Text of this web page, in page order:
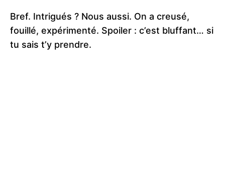
Bref. Intrigués ? Nous aussi. On a creusé,
fouillé, expérimenté. Spoiler : c’est bluffant… si
tu sais t’y prendre.